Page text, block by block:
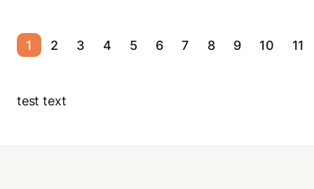
1 2 3 4 5 6 7 8 9 10 11
test text